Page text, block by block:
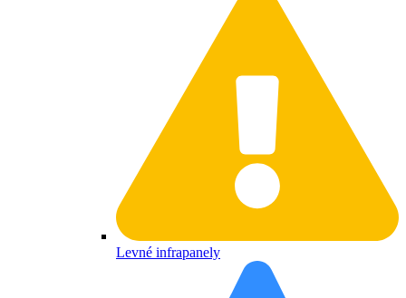
Levné infrapanely